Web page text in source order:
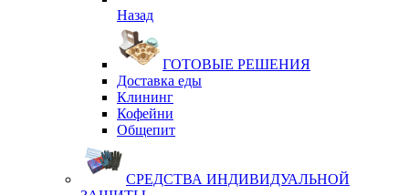
Назад
ГОТОВЫЕ РЕШЕНИЯ
Доставка еды
Клининг
Кофейни
Общепит
СРЕДСТВА ИНДИВИДУАЛЬНОЙ